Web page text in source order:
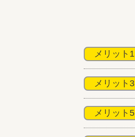
メリット1
メリット3
メリット5